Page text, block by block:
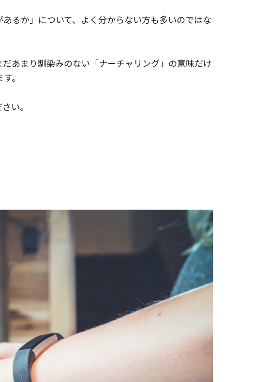
るか」について、よく分からない方も多いのではな
あまり馴染みのない「ナーチャリング」の意味だけ
。
い。